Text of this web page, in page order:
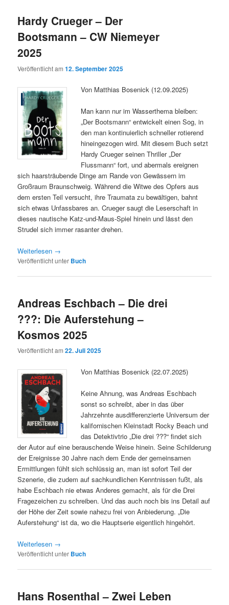
Hardy Crueger – Der
Bootsmann – CW Niemeyer
2025
Veröffentlicht am12. September 2025
Von Matthias Bosenick (12.09.2025)
Man kann nur im Wasserthema bleiben:
„Der Bootsmann“ entwickelt einen Sog, in
den man kontinuierlich schneller rotierend
hineingezogen wird. Mit diesem Buch setzt
Hardy Crueger seinen Thriller „Der
Flussmann“ fort, und abermals ereignen
sich haarsträubende Dinge am Rande von Gewässern im
Großraum Braunschweig. Während die Witwe des Opfers aus
dem ersten Teil versucht, ihre Traumata zu bewältigen, bahnt
sich etwas Unfassbares an. Crueger saugt die Leserschaft in
dieses nautische Katz-und-Maus-Spiel hinein und lässt den
Strudel sich immer rasanter drehen.
Weiterlesen →
Veröffentlicht unter Buch
Andreas Eschbach – Die drei
???: Die Auferstehung –
Kosmos 2025
Veröffentlicht am22. Juli 2025
Von Matthias Bosenick (22.07.2025)
Keine Ahnung, was Andreas Eschbach
sonst so schreibt, aber in das über
Jahrzehnte ausdifferenzierte Universum der
kalifornischen Kleinstadt Rocky Beach und
das Detektivtrio „Die drei ???“ findet sich
der Autor auf eine berauschende Weise hinein. Seine Schilderung
der Ereignisse 30 Jahre nach dem Ende der gemeinsamen
Ermittlungen fühlt sich schlüssig an, man ist sofort Teil der
Szenerie, die zudem auf sachkundlichen Kenntnissen fußt, als
habe Eschbach nie etwas Anderes gemacht, als für die Drei
Fragezeichen zu schreiben. Und das auch noch bis ins Detail auf
der Höhe der Zeit sowie nahezu frei von Anbiederung. „Die
Auferstehung“ ist da, wo die Hauptserie eigentlich hingehört.
Weiterlesen →
Veröffentlicht unter Buch
Hans Rosenthal – Zwei Leben